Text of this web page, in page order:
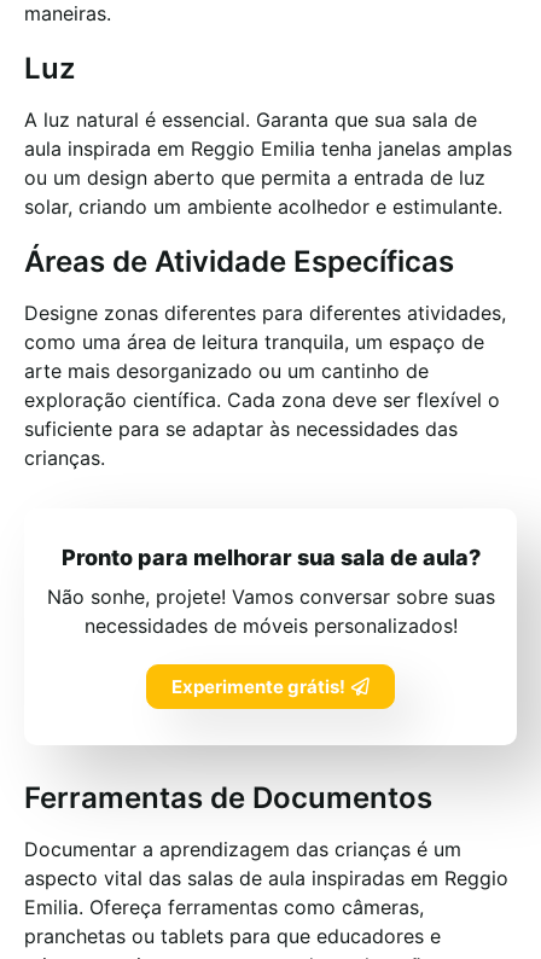
maneiras.
Luz
A luz natural é essencial. Garanta que sua sala de
aula inspirada em Reggio Emilia tenha janelas amplas
ou um design aberto que permita a entrada de luz
solar, criando um ambiente acolhedor e estimulante.
Áreas de Atividade Específicas
Designe zonas diferentes para diferentes atividades,
como uma área de leitura tranquila, um espaço de
arte mais desorganizado ou um cantinho de
exploração científica. Cada zona deve ser flexível o
suficiente para se adaptar às necessidades das
crianças.
Pronto para melhorar sua sala de aula?
Não sonhe, projete! Vamos conversar sobre suas
necessidades de móveis personalizados!
Experimente grátis!
Ferramentas de Documentos
Documentar a aprendizagem das crianças é um
aspecto vital das salas de aula inspiradas em Reggio
Emilia. Ofereça ferramentas como câmeras,
pranchetas ou tablets para que educadores e